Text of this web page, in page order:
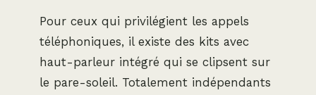
Pour ceux qui privilégient les appels
téléphoniques, il existe des kits avec
haut-parleur intégré qui se clipsent sur
le pare-soleil. Totalement indépendants